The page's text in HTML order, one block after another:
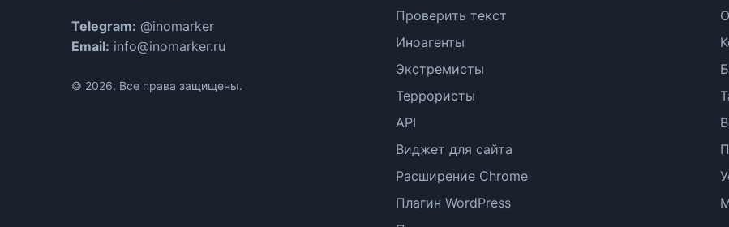
Telegram: @inomarker
Email: info@inomarker.ru
© 2026. Все права защищены.
Проверить текст
Иноагенты
Экстремисты
Террористы
API
Виджет для сайта
Расширение Chrome
Плагин WordPress